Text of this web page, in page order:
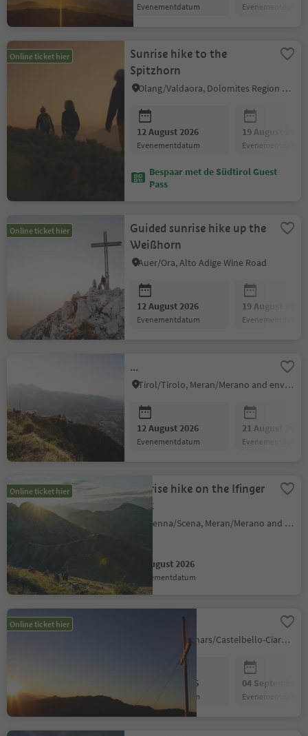
evenementdatum evenementdatum
Online ticket hier
Sunrise hike to the
Spitzhorn
Olang/Valdaora, Dolomites Region Kronplatz/Plan de Corones
12 August 2026
evenementdatum
19 August 2026
evenementdatum
Bespaar met de Südtirol Guest
Pass
Online ticket hier
Guided sunrise hike up the
Weißhorn
Auer/Ora, Alto Adige Wine Road
12 August 2026
evenementdatum
19 August 2026
evenementdatum
...
Tirol/Tirolo, Meran/Merano and environs
12 August 2026
evenementdatum
21 August 2026
evenementdatum
Online ticket hier
Sunrise hike on the Ifinger
peak
Schenna/Scena, Meran/Merano and environs
13 August 2026
evenementdatum
Online ticket hier Sunrise Hike
Kastelbell-Tschars/Castelbello-Ciardes, Vinschgau/Val Venosta
14 August 2026
evenementdatum
04 September
evenementdatum